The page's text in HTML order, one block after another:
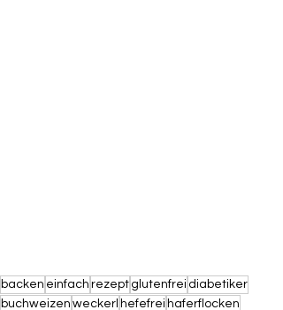
backen einfach rezept glutenfrei diabetiker
buchweizen weckerl hefefrei haferflocken